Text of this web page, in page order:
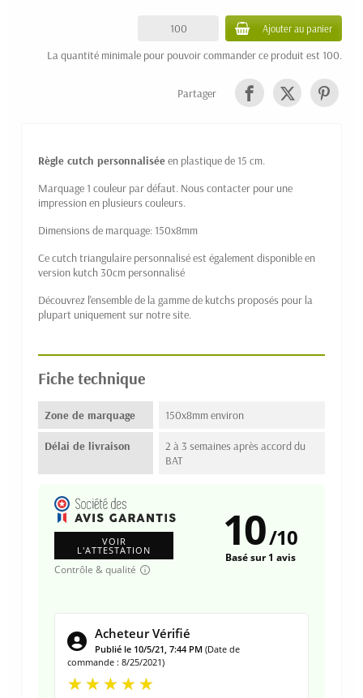
Ajouter au panier
La quantité minimale pour pouvoir commander ce produit est 100.
Partager
Règle cutch personnaliséeen plastique de 15 cm.
Marquage 1 couleur par défaut. Nous contacter pour une
impression en plusieurs couleurs.
Dimensions de marquage: 150x8mm
Ce cutch triangulaire personnalisé est également disponible en
version kutch 30cm personnalisé
Découvrez l'ensemble de la gamme de kutchs proposés pour la
plupart uniquement sur notre site.
Fiche technique
Zone de marquage 150x8mm environ
Délai de livraison
2 à 3 semaines après accord du
BAT
VOIR
L'ATTESTATION
Contrôle & qualité
10/10
Basé sur 1 avis
Acheteur Vérifié
Publié le 10/5/21, 7:44 PM (Date de
commande : 8/25/2021)